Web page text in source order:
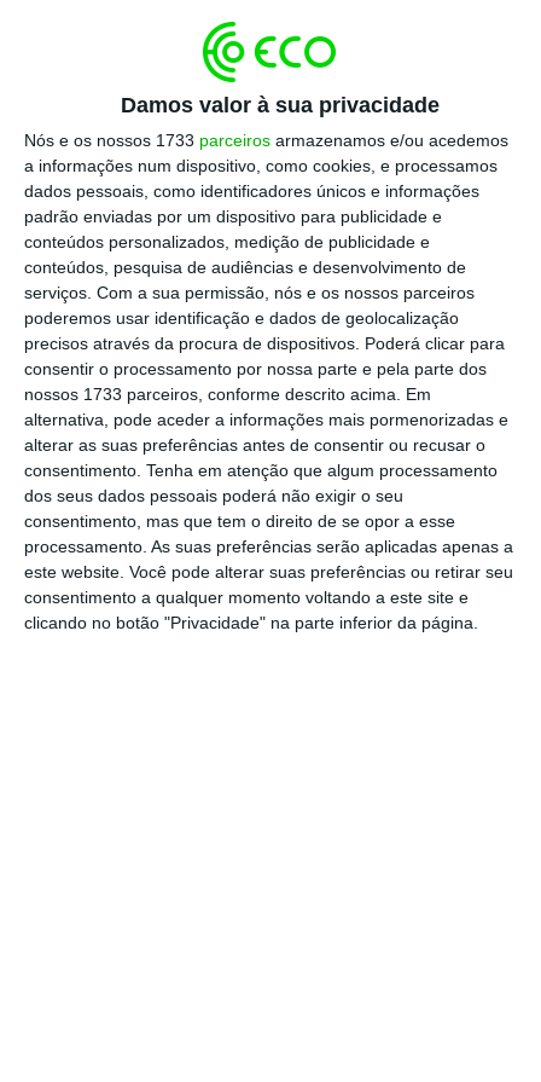
Damos valor à sua privacidade
Nós e os nossos 1733 parceiros armazenamos e/ou acedemos
a informações num dispositivo, como cookies, e processamos
dados pessoais, como identificadores únicos e informações
padrão enviadas por um dispositivo para publicidade e
conteúdos personalizados, medição de publicidade e
conteúdos, pesquisa de audiências e desenvolvimento de
serviços. Com a sua permissão, nós e os nossos parceiros
poderemos usar identificação e dados de geolocalização
precisos através da procura de dispositivos. Poderá clicar para
consentir o processamento por nossa parte e pela parte dos
nossos 1733 parceiros, conforme descrito acima. Em
alternativa, pode aceder a informações mais pormenorizadas e
alterar as suas preferências antes de consentir ou recusar o
consentimento. Tenha em atenção que algum processamento
dos seus dados pessoais poderá não exigir o seu
consentimento, mas que tem o direito de se opor a esse
processamento. As suas preferências serão aplicadas apenas a
este website. Você pode alterar suas preferências ou retirar seu
consentimento a qualquer momento voltando a este site e
clicando no botão "Privacidade" na parte inferior da página.
“critérios de mercado, como a proximidade aos
clientes potenciais e à cadeia de
abastecimento, como produtores de
polímeros”.
“E depois os EUA, ao contrário do que
acontece na Europa, sãomuitos competitivos
em atrair investimentos. Há um conjunto de
benefícios, incluindo fiscais, que fomos
negociando”, acrescenta Duarte Faria.
Os EUA, ao contrário do que
acontece na Europa, são muitos
competitivos em atrair
investimentos. Há um conjunto
de benefícios, incluindo fiscais,